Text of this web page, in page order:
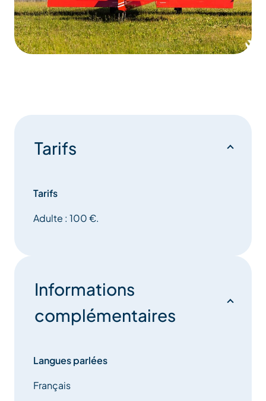
Tarifs
Tarifs
Adulte : 100 €.
Informations
complémentaires
Langues parlées
Français